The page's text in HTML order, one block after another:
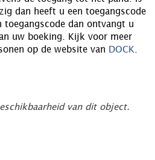
dan heeft u een toegangscode
toegangscode dan ontvangt u
uw boeking. Kijk voor meer
op de website van DOCK
van dit object.